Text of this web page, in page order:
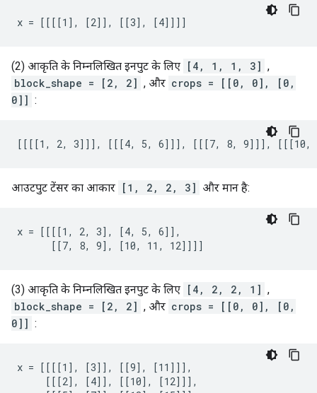
x = [[[[1], [2]], [[3], [4]]]]
(2) आकृति के निम्नलिखित इनपुट के लिए [4, 1, 1, 3] ,
block_shape = [2, 2] , और crops = [[0, 0], [0,
0]] :
[[[[1, 2, 3]]], [[[4, 5, 6]]], [[[7, 8, 9]]], [[[10,
आउटपुट टेंसर का आकार [1, 2, 2, 3] और मान है:
x = [[[[1, 2, 3], [4, 5, 6]],
      [[7, 8, 9], [10, 11, 12]]]]
(3) आकृति के निम्नलिखित इनपुट के लिए [4, 2, 2, 1] ,
block_shape = [2, 2] , और crops = [[0, 0], [0,
0]] :
x = [[[[1], [3]], [[9], [11]]],
     [[[2], [4]], [[10], [12]]],